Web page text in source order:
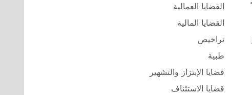
القضايا العمالية
القضايا المالية
تراخيص
طبية
قضايا الإبتزاز والتشهير
قضايا الاستئناف